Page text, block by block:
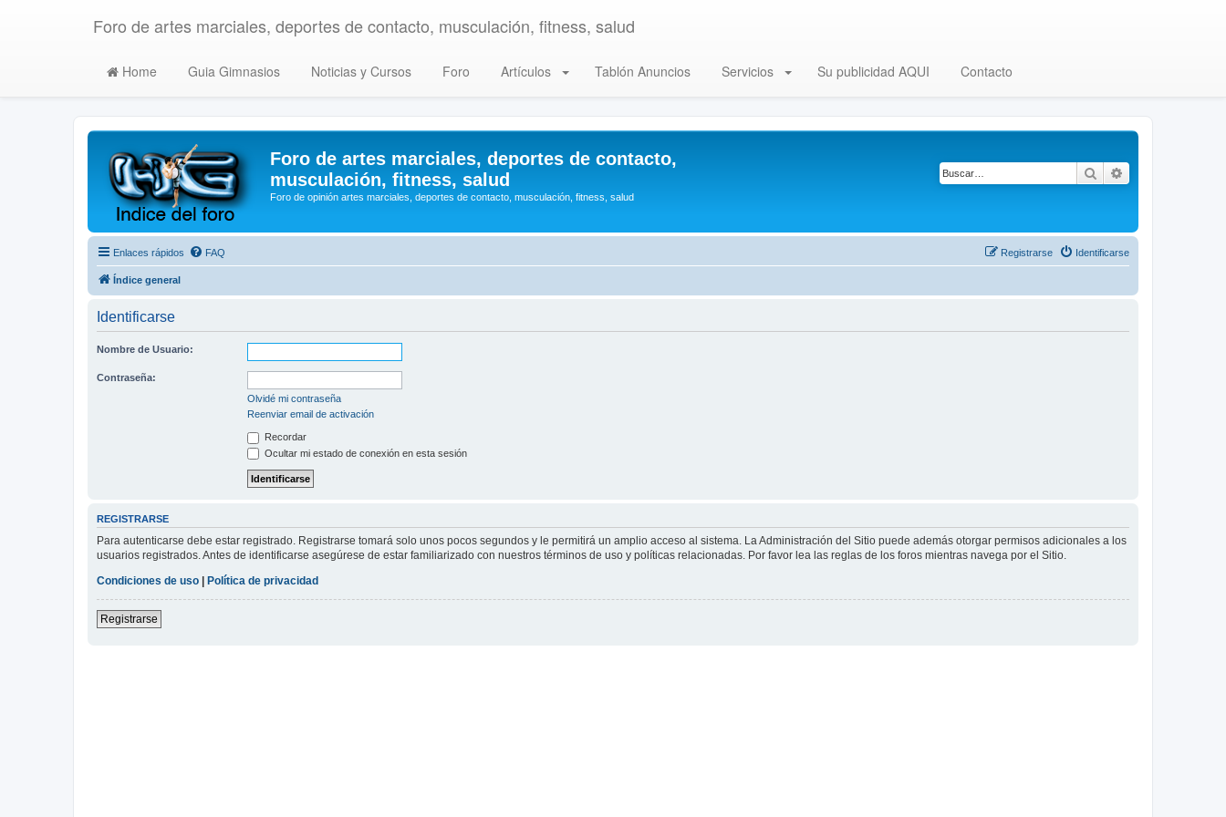
Foro de artes marciales, deportes de contacto, musculación, fitness, salud
Home Guia Gimnasios Noticias y Cursos Foro Artículos Tablón Anuncios Servicios Su publicidad AQUI Contacto
Foro de artes marciales, deportes de contacto,
musculación, fitness, salud
Foro de opinión artes marciales, deportes de contacto, musculación, fitness, salud
Buscar
Enlaces rápidos FAQ Identificarse
Registrarse
Índice general
Identificarse
Nombre de Usuario:
Contraseña:
Olvidé mi contraseña
Reenviar email de activación
Recordar
Ocultar mi estado de conexión en esta sesión
REGISTRARSE
Para autenticarse debe estar registrado. Registrarse tomará solo unos pocos segundos y le permitirá un amplio acceso al sistema. La Administración del Sitio puede además otorgar permisos adicionales a los
usuarios registrados. Antes de identificarse asegúrese de estar familiarizado con nuestros términos de uso y políticas relacionadas. Por favor lea las reglas de los foros mientras navega por el Sitio.
Condiciones de uso | Política de privacidad
Registrarse